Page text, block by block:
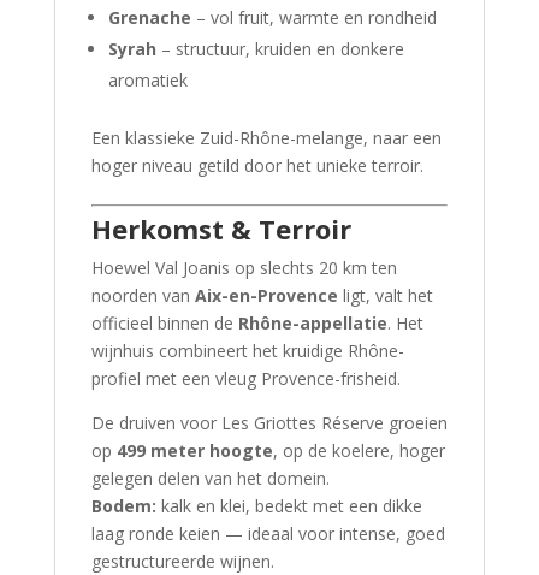
Grenache – vol fruit, warmte en rondheid
Syrah – structuur, kruiden en donkere
aromatiek
Een klassieke Zuid-Rhône-melange, naar een
hoger niveau getild door het unieke terroir.
Herkomst & Terroir
Hoewel Val Joanis op slechts 20 km ten
noorden van Aix-en-Provence ligt, valt het
officieel binnen de Rhône-appellatie. Het
wijnhuis combineert het kruidige Rhône-
profiel met een vleug Provence-frisheid.
De druiven voor Les Griottes Réserve groeien
op 499 meter hoogte, op de koelere, hoger
gelegen delen van het domein.
Bodem: kalk en klei, bedekt met een dikke
laag ronde keien — ideaal voor intense, goed
gestructureerde wijnen.